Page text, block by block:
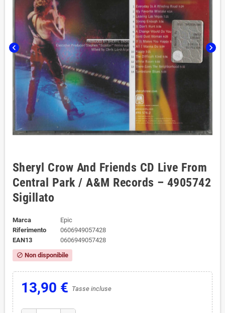
chevron_left chevron_right
Sheryl Crow And Friends CD Live From
Central Park / A&M Records – 4905742
Sigillato
Marca
Epic
Riferimento
0606949057428
EAN13
0606949057428
block Non disponibile
13,90 € Tasse incluse